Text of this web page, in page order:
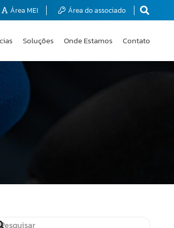
Área MEI Área do associado
Soluções Onde Estamos Contato